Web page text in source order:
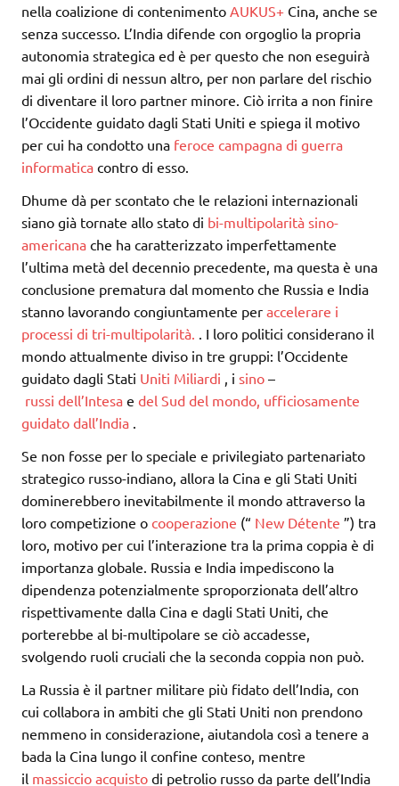
nella coalizione di contenimento AUKUS+ Cina, anche se
senza successo. L’India difende con orgoglio la propria
autonomia strategica ed è per questo che non eseguirà
mai gli ordini di nessun altro, per non parlare del rischio
di diventare il loro partner minore. Ciò irrita a non finire
l’Occidente guidato dagli Stati Uniti e spiega il motivo
per cui ha condotto una feroce campagna di guerra
informatica contro di esso.
Dhume dà per scontato che le relazioni internazionali
siano già tornate allo stato di bi-multipolarità sino-
americana che ha caratterizzato imperfettamente
l’ultima metà del decennio precedente, ma questa è una
conclusione prematura dal momento che Russia e India
stanno lavorando congiuntamente per accelerare i
processi di tri-multipolarità. . I loro politici considerano il
mondo attualmente diviso in tre gruppi: l’Occidente
guidato dagli Stati Uniti Miliardi , i sino –
russi dell’Intesa e del Sud del mondo, ufficiosamente
guidato dall’India .
Se non fosse per lo speciale e privilegiato partenariato
strategico russo-indiano, allora la Cina e gli Stati Uniti
dominerebbero inevitabilmente il mondo attraverso la
loro competizione o cooperazione (“ New Détente ”) tra
loro, motivo per cui l’interazione tra la prima coppia è di
importanza globale. Russia e India impediscono la
dipendenza potenzialmente sproporzionata dell’altro
rispettivamente dalla Cina e dagli Stati Uniti, che
porterebbe al bi-multipolare se ciò accadesse,
svolgendo ruoli cruciali che la seconda coppia non può.
La Russia è il partner militare più fidato dell’India, con
cui collabora in ambiti che gli Stati Uniti non prendono
nemmeno in considerazione, aiutandola così a tenere a
bada la Cina lungo il confine conteso, mentre
il massiccio acquisto di petrolio russo da parte dell’India